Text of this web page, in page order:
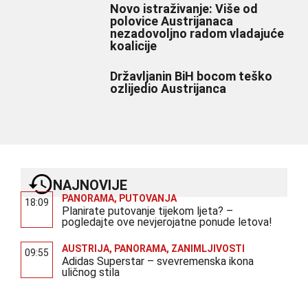
Novo istraživanje: Više od
polovice Austrijanaca
nezadovoljno radom vladajuće
koalicije
Državljanin BiH bocom teško
ozlijedio Austrijanca
NAJNOVIJE
18:09 PANORAMA, PUTOVANJA
Planirate putovanje tijekom ljeta? –
pogledajte ove nevjerojatne ponude letova!
09:55 AUSTRIJA, PANORAMA, ZANIMLJIVOSTI
Adidas Superstar – svevremenska ikona
uličnog stila